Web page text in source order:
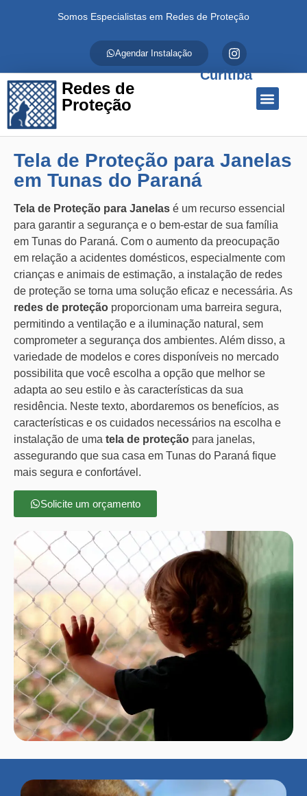
Somos Especialistas em Redes de Proteção
Agendar Instalação
Redes de
Proteção
Curitiba
Tela de Proteção para Janelas
em Tunas do Paraná
Tela de Proteção para Janelas é um recurso essencial
para garantir a segurança e o bem-estar de sua família
em Tunas do Paraná. Com o aumento da preocupação
em relação a acidentes domésticos, especialmente com
crianças e animais de estimação, a instalação de redes
de proteção se torna uma solução eficaz e necessária. As
redes de proteção proporcionam uma barreira segura,
permitindo a ventilação e a iluminação natural, sem
comprometer a segurança dos ambientes. Além disso, a
variedade de modelos e cores disponíveis no mercado
possibilita que você escolha a opção que melhor se
adapta ao seu estilo e às características da sua
residência. Neste texto, abordaremos os benefícios, as
características e os cuidados necessários na escolha e
instalação de uma tela de proteção para janelas,
assegurando que sua casa em Tunas do Paraná fique
mais segura e confortável.
Solicite um orçamento